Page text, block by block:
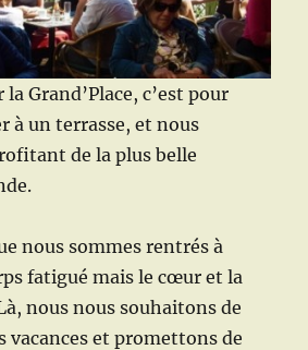
Grand’Place, c’est pour
à un terrasse, et nous
de la plus belle
nous sommes rentrés à
fatigué mais le cœur et la
nous nous souhaitons de
vacances et promettons de